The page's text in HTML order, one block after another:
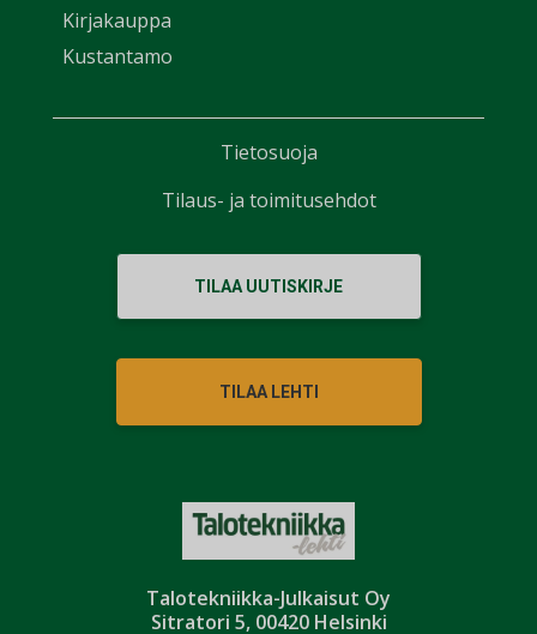
Talotekniikka-Julkaisut Oy
Sitratori 5, 00420 Helsinki
Kirjakauppa
Kustantamo
TILAA UUTISKIRJE
TILAA LEHTI
Tietosuoja
Tilaus- ja toimitusehdot